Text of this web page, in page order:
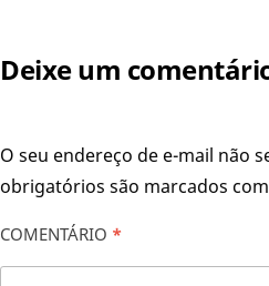
Deixe um
O seu endereço de e-mail não
obrigatórios são marcados com
COMENTÁRIO *